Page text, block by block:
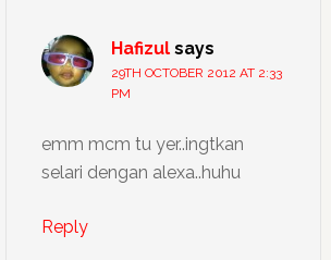
Hafizul says
29TH OCTOBER 2012 AT 2:33
PM
emm mcm tu yer..ingtkan
selari dengan alexa..huhu
Reply